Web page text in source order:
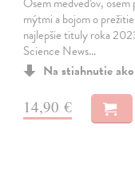
mýtmi a bojom o
najlepšie tituly roka
Science News…
Na stiahnutie ako
14,90 €